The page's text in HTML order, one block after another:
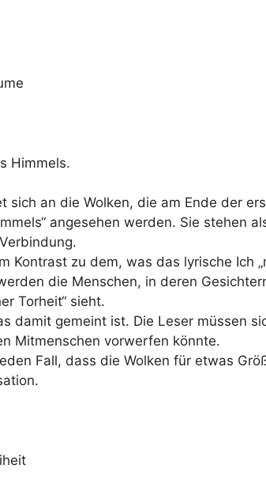
Himmels.
sich an die Wolken, die am Ende der
angesehen werden. Sie stehen
Kontrast zu dem, was das lyrische Ich
die Menschen, in deren
Torheit“ sieht.
damit gemeint ist. Die Leser müssen
Mitmenschen vorwerfen könnte.
Fall, dass die Wolken für etwas